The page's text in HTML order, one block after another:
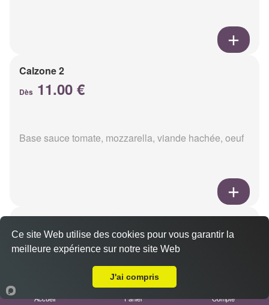
Calzone 2
Dès 11.00 €
Base sauce tomate, mozzarella, viande hachée, oeuf
Dès 11.00 €
Base sauce tomate, mozzarella, oeuf, poulet,
Accueil Panier Compte
Ce site Web utilise des cookies pour vous garantir la
meilleure expérience sur notre site Web
J'ai compris